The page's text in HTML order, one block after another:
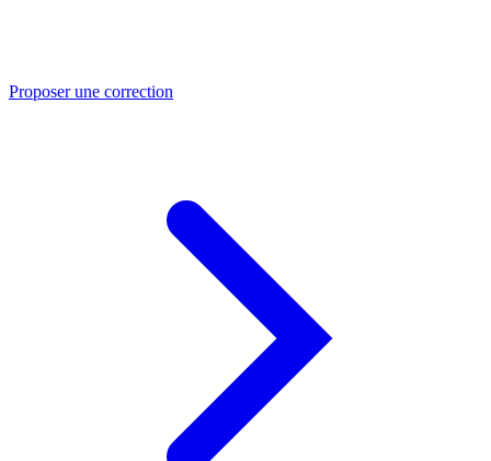
Proposer une correction